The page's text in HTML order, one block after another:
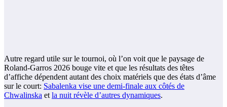
Autre regard utile sur le tournoi, où l’on voit que le paysage de
Roland-Garros 2026 bouge vite et que les résultats des têtes
d’affiche dépendent autant des choix matériels que des états d’âme
sur le court: Sabalenka vise une demi-finale aux côtés de
Chwalinska et la nuit révèle d’autres dynamiques.